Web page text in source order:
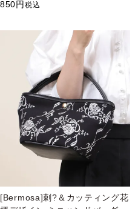
850 税込
[Bermosa]刺?＆カッティング花